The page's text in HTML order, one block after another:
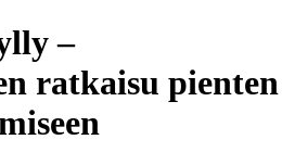
–
ratkaisu pienten